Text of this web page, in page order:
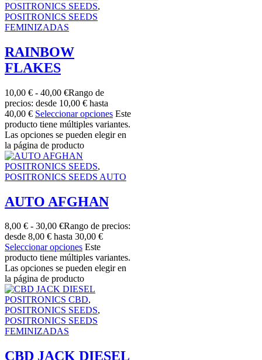
POSITRONICS SEEDS,
POSITRONICS SEEDS
FEMINIZADAS
RAINBOW
FLAKES
10,00 € - 40,00 €Rango de
precios: desde 10,00 € hasta
40,00 € Seleccionar opciones Este
producto tiene múltiples variantes.
Las opciones se pueden elegir en
la página de producto
POSITRONICS SEEDS,
POSITRONICS SEEDS AUTO
AUTO AFGHAN
8,00 € - 30,00 €Rango de precios:
desde 8,00 € hasta 30,00 €
Seleccionar opciones Este
producto tiene múltiples variantes.
Las opciones se pueden elegir en
la página de producto
POSITRONICS CBD,
POSITRONICS SEEDS,
POSITRONICS SEEDS
FEMINIZADAS
CBD JACK DIESEL